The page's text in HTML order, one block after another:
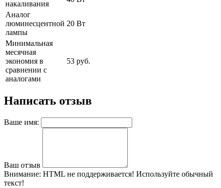
накаливания
Аналог
люминесцентной
лампы
20 Вт
Минимальная
месячная
экономия в
сравнении с
аналогами
53 руб.
Написать отзыв
Ваше имя:
Ваш отзыв
Внимание: HTML не поддерживается! Используйте обычный
текст!